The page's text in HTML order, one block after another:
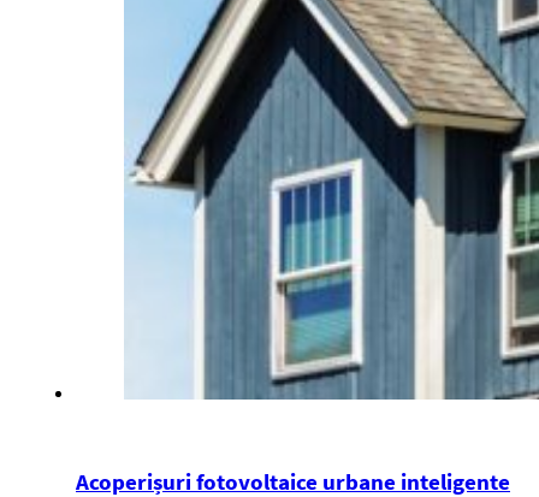
Acoperișuri fotovoltaice urbane inteligente